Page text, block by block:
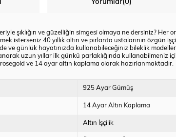
Yorumlar(0)
şıklığın ve güzelliğin simgesi olmaya ne dersiniz?
isterseniz 40 yıllık altın ve pırlanta ustalarının
ve günlük hayatınızda kullanabileceğiniz bileklik
uzun yıllar ilk günkü parlaklığında
ve 14 ayar altın kaplama olarak hazırlanmaktadır.
925 Ayar Gümüş
14 Ayar Altın Kaplama
Altın İşçilik